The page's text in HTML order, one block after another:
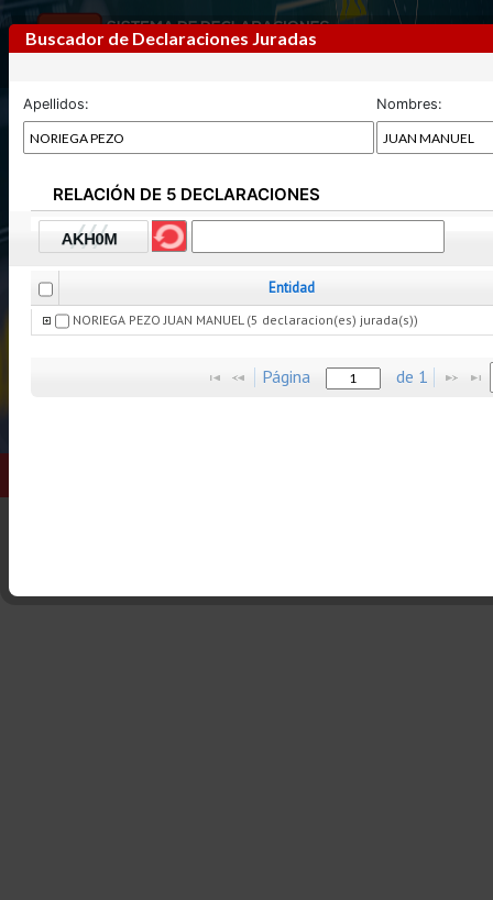
Previous
Buscador de Declaraciones Juradas
Apellidos: Nombres:
RELACIÓN DE 5 DECLARACIONES
Entidad
NORIEGA PEZO JUAN MANUEL (5 declaracion(es) jurada(s))
Página de 1